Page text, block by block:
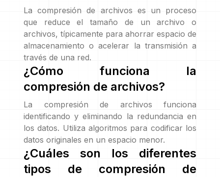
La compresión de archivos es un proceso
que reduce el tamaño de un archivo o
archivos, típicamente para ahorrar espacio de
almacenamiento o acelerar la transmisión a
través de una red.
¿Cómo funciona la
compresión de archivos?
La compresión de archivos funciona
identificando y eliminando la redundancia en
los datos. Utiliza algoritmos para codificar los
datos originales en un espacio menor.
¿Cuáles son los diferentes
tipos de compresión de